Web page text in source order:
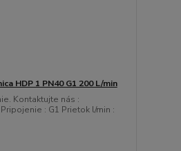
HDP 1 PN40 G1 200 L/min
Kontaktujte nás :
: G1 Prietok l/min :